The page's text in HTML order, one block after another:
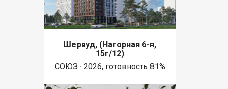
Шервуд, (Нагорная 6-я,
15г/12)
СОЮЗ ∙ 2026, готовность 81%